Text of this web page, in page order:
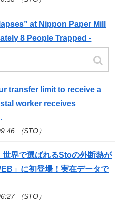
at Nippon Paper Mill
8 People Trapped -
（STO）
transfer limit to receive a
worker receives
（STO）
世界で選ばれるStoの外断熱が
」に初登場！実在データで
（STO）